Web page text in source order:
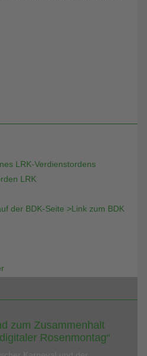
LRK-Verdienstordens
LRK
der BDK-Seite >Link zum BDK
zum Zusammenhalt
Rosenmontag“